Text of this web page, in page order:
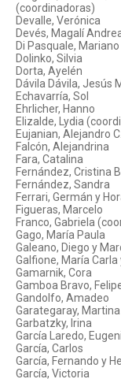
(coordinadoras)
Devalle, Verónica
Devés, Magalí
Di Pasquale, Mariano
Dolinko, Silvia
Dorta, Ayelén
Dávila Dávila, Jesús
Echavarría, Sol
Ehrlicher, Hanno
Elizalde, Lydia
Eujanian, Alejandro C.
Falcón, Alejandrina
Fara, Catalina
Fernández, Cristina
Fernández, Sandra
Ferrari, Germán y
Figueras, Marcelo
Franco, Gabriela
Gago, María Paula
Galeano, Diego y
Galfione, María
Gamarnik, Cora
Gamboa Bravo,
Gandolfo, Amadeo
Garategaray, Martina
Garbatzky, Irina
García Laredo,
García, Carlos
García, Fernando y
García, Victoria